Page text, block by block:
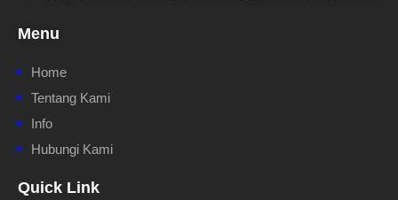
Menu
Home
Tentang Kami
Info
Hubungi Kami
Quick Link